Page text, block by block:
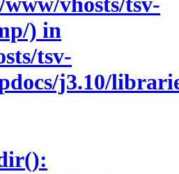
) in
tsv-
j3.10/